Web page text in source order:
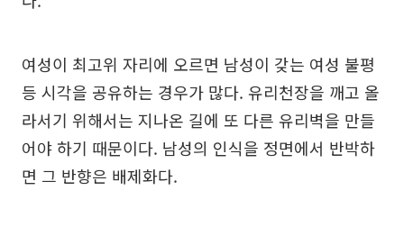
여성이 최고위 자리에 오르면 남성이 갖는 여성 불평
등 시각을 공유하는 경우가 많다. 유리천장을 깨고 올
라서기 위해서는 지나온 길에 또 다른 유리벽을 만들
어야 하기 때문이다. 남성의 인식을 정면에서 반박하
면 그 반향은 배제화다.